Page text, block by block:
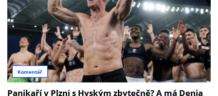
Komentář
Panikaří v Plzni s Hyským zbytečně? A má Denia